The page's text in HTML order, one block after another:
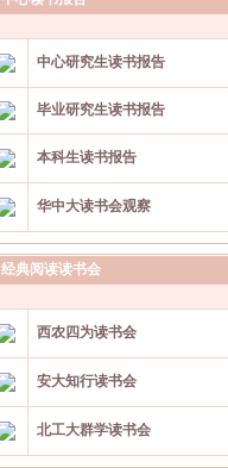
中心研究生读书报告
毕业研究生读书报告
本科生读书报告
华中大读书会观察
经典阅读读书会
西农四为读书会
安大知行读书会
北工大群学读书会